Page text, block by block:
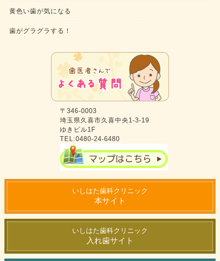
黄色い歯が気になる
歯がグラグラする！
〒346-0003
埼玉県久喜市久喜中央1-3-19
ゆきビル1F
TEL:0480-24-6480
いしはた歯科クリニック
本サイト
いしはた歯科クリニック
入れ歯サイト